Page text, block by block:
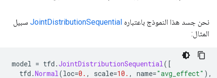
نحن جسد هذا النموذج باعتباره JointDistributionSequential سبيل
المثال:
model = tfd .JointDistributionSequential ([
tfd .Normal (loc=0. , scale=10. , name="avg_effect" ),